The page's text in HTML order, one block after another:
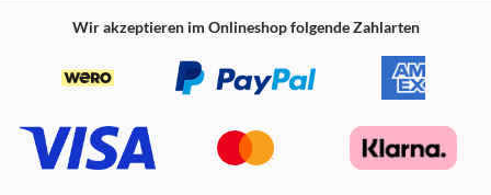
Wir akzeptieren im Onlineshop folgende Zahlarten